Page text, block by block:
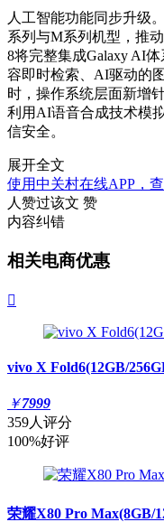
人工智能功能同步升级
系列与M系列机型，推
8将完整集成Galaxy AI
容即时检索、AI驱动的
时，操作系统层面新增
利用AI语音合成技术模
信安全。
展开全文
使用中关村在线APP，
人赞过该文 赞
内容纠错
相关电商优惠

vivo X Fold6(12GB/
￥7999
359人评分
100%好评
荣耀X80 Pro Max(8GB/